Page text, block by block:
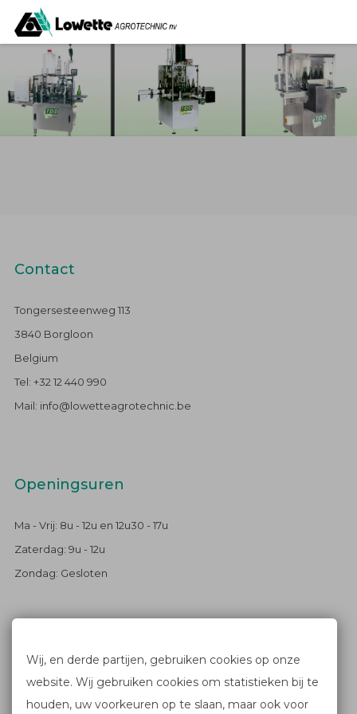
Contact
Tongersesteenweg 113
3840 Borgloon
Belgium
Tel: +32 12 440 990
Mail: info@lowetteagrotechnic.be
Openingsuren
Ma - Vrij: 8u - 12u en 12u30 - 17u
Zaterdag: 9u - 12u
Zondag: Gesloten
Blijf op de hoogte
FACEBOOK
Wij, en derde partijen, gebruiken cookies op onze
website. Wij gebruiken cookies om statistieken bij te
houden, uw voorkeuren op te slaan, maar ook voor